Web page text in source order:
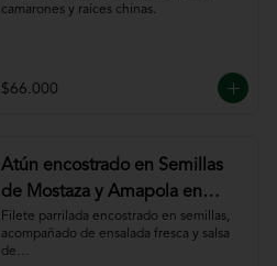
camarones y raíces chinas.
$66.000
Atún encostrado en Semillas
de Mostaza y Amapola en
salsa de ajillo
Filete parrilada encostrado en semillas,
acompañado de ensalada fresca y salsa
de